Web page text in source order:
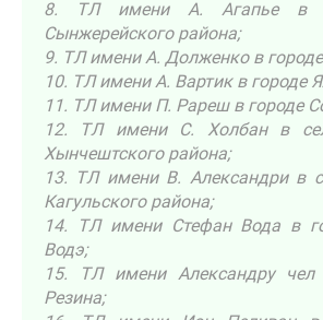
8. ТЛ имени A. Агапье в
Сынжерейского района;
9. ТЛ имени A. Долженко в
10. ТЛ имени A. Вартик в городе
11. ТЛ имени П. Рареш в городе
12. ТЛ имени С. Холбан в
Хынчештского района;
13. ТЛ имени В. Александри в
Кагульского района;
14. ТЛ имени Стефан Вода в
Водэ;
15. ТЛ имени Александру
Резина;